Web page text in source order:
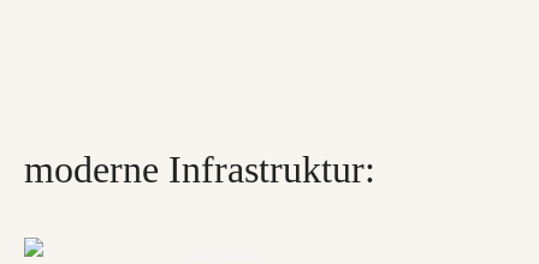
moderne Infrastruktur: